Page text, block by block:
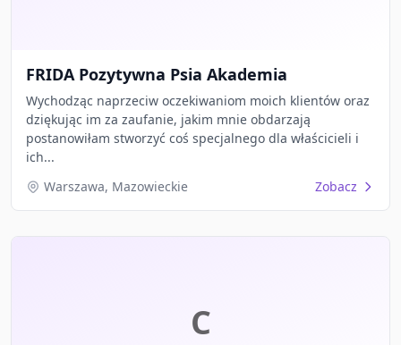
FRIDA Pozytywna Psia Akademia
Wychodząc naprzeciw oczekiwaniom moich klientów oraz
dziękując im za zaufanie, jakim mnie obdarzają
postanowiłam stworzyć coś specjalnego dla właścicieli i
ich...
Warszawa, Mazowieckie
Zobacz
C